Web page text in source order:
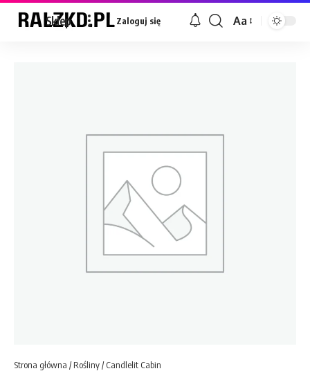
Sklep Zaloguj się
Font
Aa
Strona główna /Rośliny/ Candlelit Cabin